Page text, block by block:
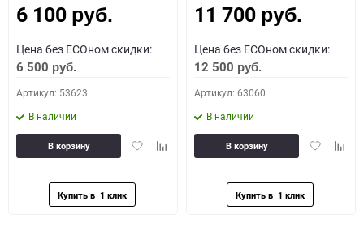
6 100 руб.
Цена без ECOном скидки:
6 500 руб.
Артикул: 53623
В наличии
ДобавитьДобавить
В корзину
11 700 руб.
Цена без ECOном скидки:
12 500 руб.
Артикул: 63060
В наличии
Добавить
В корзину